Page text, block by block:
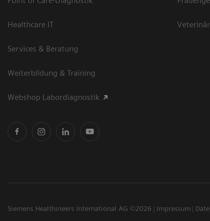
Healthcare IT
Services & Beratung
Weiterbildung & Training
Webshop Labordiagnostik
Siemens Healthineers International AG ©2026 Impressum